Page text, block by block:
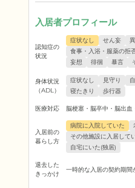
入居者プロフィール
認知症の
状況
症状なし せん妄
食事・入浴・服薬の拒
妄想
徘徊 暴言
身体状況
（ADL）
症状なし 見守り
寝たきり
歩行器
医療対応 脳梗塞・脳卒中・脳出血
入居前の
暮らし方
病院に入院していた
その他施設に入居して
自宅にいた(独居)
退去した
きっかけ
一時的な入居の契約期間